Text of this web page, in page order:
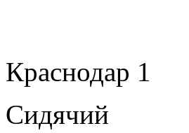
Краснодар 1
Сидячий